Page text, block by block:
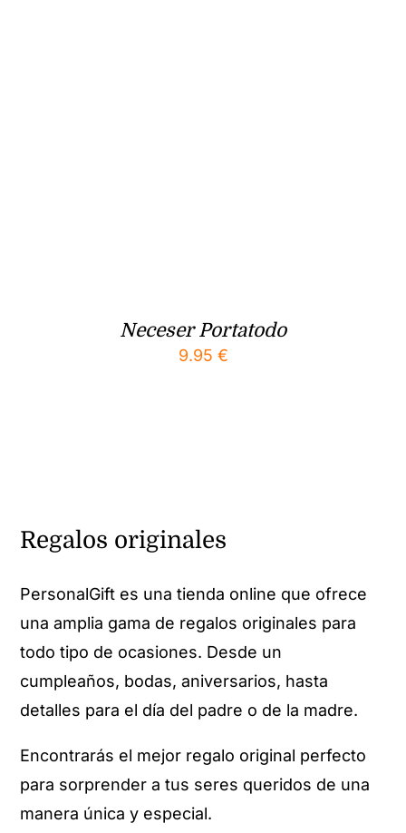
Neceser Portatodo
9.95 €
Regalos originales
PersonalGift es una tienda online que ofrece
una amplia gama de regalos originales para
todo tipo de ocasiones. Desde un
cumpleaños, bodas, aniversarios, hasta
detalles para el día del padre o de la madre.
Encontrarás el mejor regalo original perfecto
para sorprender a tus seres queridos de una
manera única y especial.